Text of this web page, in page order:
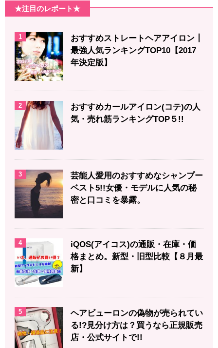
★注目のレポート★
1
おすすめストレートヘアアイロン┃
最強人気ランキングTOP10【2017
年決定版】
2
おすすめカールアイロン(コテ)の人
気・売れ筋ランキングTOP５!!
3
芸能人愛用のおすすめなシャンプー
ベスト5!!女優・モデルに人気の秘
密と口コミを暴露。
4
iQOS(アイコス)の通販・在庫・価
格まとめ。新型・旧型比較【８月最
新】
5
ヘアビューロンの偽物が売られてい
る!?見分け方は？買うなら正規販売
店・公式サイトで!!